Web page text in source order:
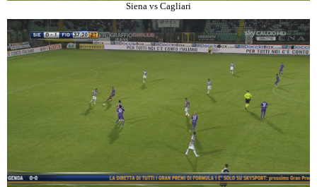
Siena vs Cagliari